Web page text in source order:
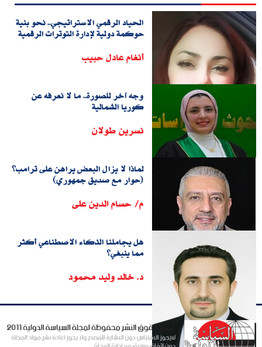
الحياد الرقمي الاستراتيجي.. نحو بنية
حوكمة دولية لإدارة التوترات الرقمية
أنغام عادل حبيب
وجه آخر للصورة.. ما لا نعرفه عن
كوريا الشمالية
نسرين طولان
لماذا لا يزال البعض يراهن على ترامب؟
(حوار مع صديق جمهوري)
م/ حسام الدين على
هل يجاملنا الذكاء الاصطناعي أكثر
مما ينبغي؟
د. خالد وليد محمود